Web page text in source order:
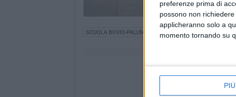
preferenze prima di
possono non
applicheranno solo a
momento tornando su
SCUOLA BOVIO-PALUMBO SCUOLA BOVIO ROCCA